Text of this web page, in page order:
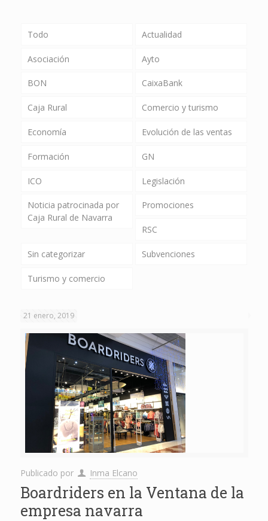
Todo Actualidad
Asociación Ayto
BON CaixaBank
Caja Rural Comercio y turismo
Economía Evolución de las ventas
Formación GN
ICO Legislación
Noticia patrocinada por
Caja Rural de Navarra
Promociones
RSC
Sin categorizar Subvenciones
Turismo y comercio
21 enero, 2019
Publicado por Inma Elcano
Boardriders en la Ventana de la
empresa navarra